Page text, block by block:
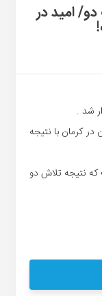
امید در
شد .
در کرمان با نتیجه
که نتیجه تلاش دو